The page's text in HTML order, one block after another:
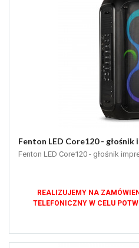
Fenton LED Core120 - głośnik
Fenton LED Core120 - głośnik
REALIZUJEMY NA
TELEFONICZNY W CELU